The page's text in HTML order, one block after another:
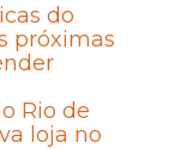
do
próximas
Rio de
loja no